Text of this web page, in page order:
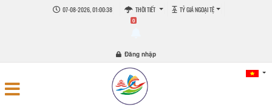
07-08-2026, 01:00:39 THỜI TIẾT TỶ GIÁ NGOẠI TỆ
0
Đăng nhập